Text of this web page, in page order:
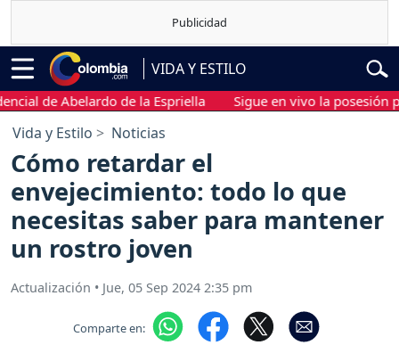
VIDA Y ESTILO
de Abelardo de la Espriella Sigue en vivo la posesión
Vida y Estilo Noticias
Cómo retardar el
envejecimiento: todo lo que
necesitas saber para mantener
un rostro joven
Actualización • Jue, 05 Sep 2024 2:35 pm
Comparte en: